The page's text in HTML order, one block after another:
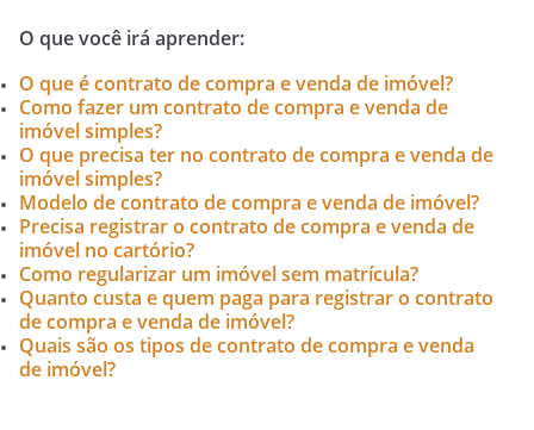
O que você irá aprender:
O que é contrato de compra e venda de imóvel?
Como fazer um contrato de compra e venda de
imóvel simples?
O que precisa ter no contrato de compra e venda de
imóvel simples?
Modelo de contrato de compra e venda de imóvel?
Precisa registrar o contrato de compra e venda de
imóvel no cartório?
Como regularizar um imóvel sem matrícula?
Quanto custa e quem paga para registrar o contrato
de compra e venda de imóvel?
Quais são os tipos de contrato de compra e venda
de imóvel?